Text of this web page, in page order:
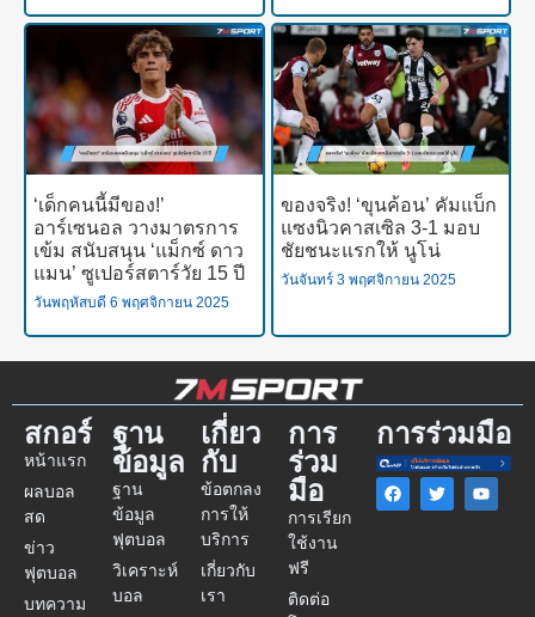
‘เด็กคนนี้มีของ!’
อาร์เซนอล วางมาตรการ
เข้ม สนับสนุน ‘แม็กซ์ ดาว
แมน’ ซูเปอร์สตาร์วัย 15 ปี
วันพฤหัสบดี 6 พฤศจิกายน 2025
ของจริง! ‘ขุนค้อน’ คัมแบ็ก
แซงนิวคาสเซิล 3-1 มอบ
ชัยชนะแรกให้ นูโน่
วันจันทร์ 3 พฤศจิกายน 2025
สกอร์
หน้าแรก
ผลบอล
สด
ข่าว
ฟุตบอล
บทความ
ฐาน
ข้อมูล
ฐาน
ข้อมูล
ฟุตบอล
วิเคราะห์
บอล
เกี่ยว
กับ
ข้อตกลง
การให้
บริการ
เกี่ยวกับ
เรา
การ
ร่วม
มือ
การเรียก
ใช้งาน
ฟรี
ติดต่อ
การร่วมมือ